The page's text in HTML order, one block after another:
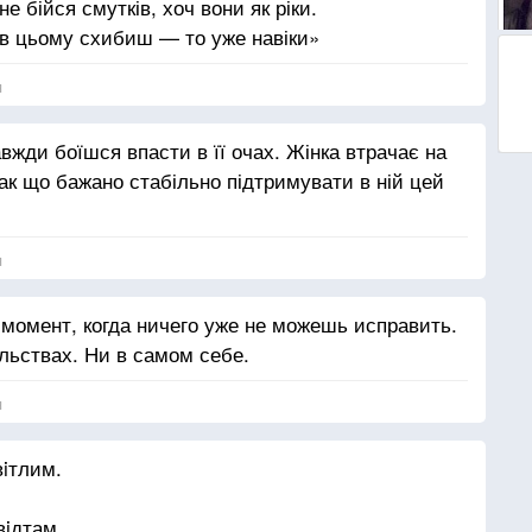
бійся смутків, хоч вони як ріки.
цьому схибиш — то уже навіки»
боїшся впасти в її очах. Жінка втрачає на
що бажано стабільно підтримувати в ній цей
когда ничего уже не можешь исправить.
Ни в самом себе.